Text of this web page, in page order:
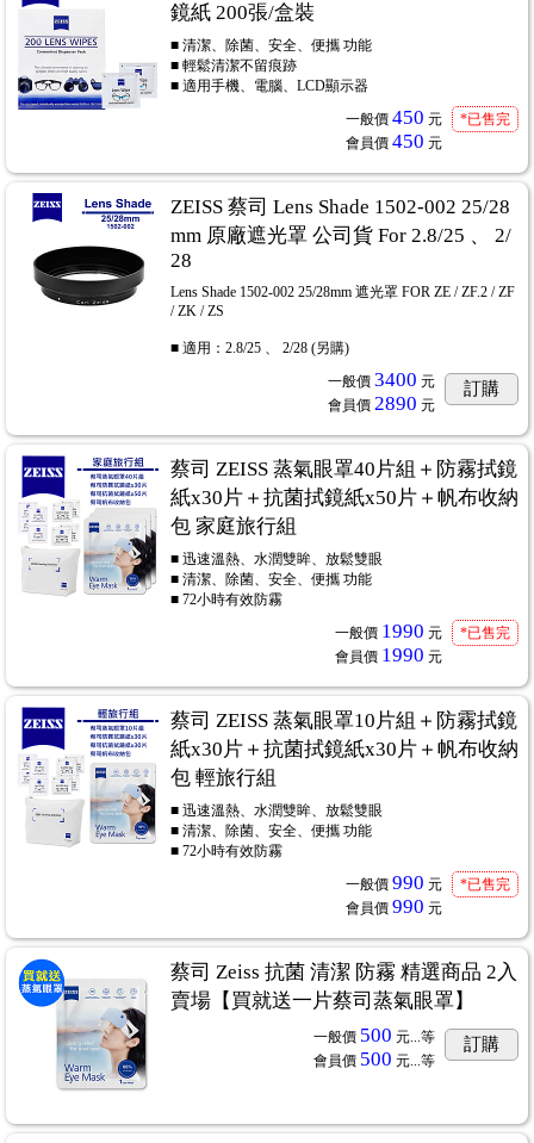
鏡紙 200張/盒裝
■ 清潔、除菌、安全、便攜 功能
■ 輕鬆清潔不留痕跡
■ 適用手機、電腦、LCD顯示器
一般價 450 元
會員價 450 元
*已售完
ZEISS 蔡司 Lens Shade 1502-002 25/28
mm 原廠遮光罩 公司貨 For 2.8/25 、 2/
28
Lens Shade 1502-002 25/28mm 遮光罩 FOR ZE / ZF.2 / ZF
/ ZK / ZS
■ 適用：2.8/25 、 2/28 (另購)
一般價 3400 元
會員價 2890 元
訂購
蔡司 ZEISS 蒸氣眼罩40片組＋防霧拭鏡
紙x30片＋抗菌拭鏡紙x50片＋帆布收納
包 家庭旅行組
■ 迅速溫熱、水潤雙眸、放鬆雙眼
■ 清潔、除菌、安全、便攜 功能
■ 72小時有效防霧
一般價 1990 元
會員價 1990 元
*已售完
蔡司 ZEISS 蒸氣眼罩10片組＋防霧拭鏡
紙x30片＋抗菌拭鏡紙x30片＋帆布收納
包 輕旅行組
■ 迅速溫熱、水潤雙眸、放鬆雙眼
■ 清潔、除菌、安全、便攜 功能
■ 72小時有效防霧
一般價 990 元
會員價 990 元
*已售完
蔡司 Zeiss 抗菌 清潔 防霧 精選商品 2入
賣場【買就送一片蔡司蒸氣眼罩】
一般價 500 元...等
會員價 500 元...等
訂購